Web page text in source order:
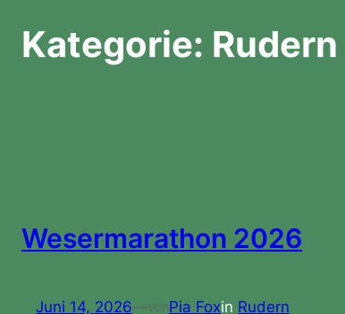
Kategorie: Rudern
Wesermarathon 2026
Juni 14, 2026—vonPia Foxin Rudern